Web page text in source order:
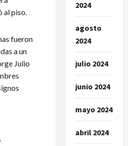
al piso.
fueron
a un
Julio
2024
agosto
2024
julio 2024
junio 2024
mayo 2024
abril 2024